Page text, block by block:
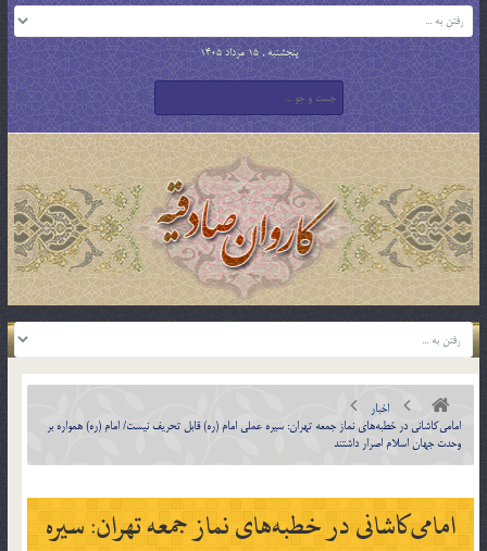
پنجشنبه , 15 مرداد 1405
اخبار
امامی‌کاشانی در خطبه‌های نماز جمعه تهران: سیره عملی امام (ره) قابل تحریف نیست/ امام (ره) همواره بر
وحدت جهان اسلام اصرار داشتند
امامی‌کاشانی در خطبه‌های نماز جمعه تهران: سیره